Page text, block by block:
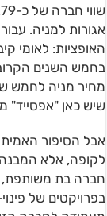
אגורות למניה.
בחמש השנים
מחיר מניה לחמש
שיש כאן "אפסייד"
לקופה, אלא
חברה בת משותפת,
בפרויקטים של